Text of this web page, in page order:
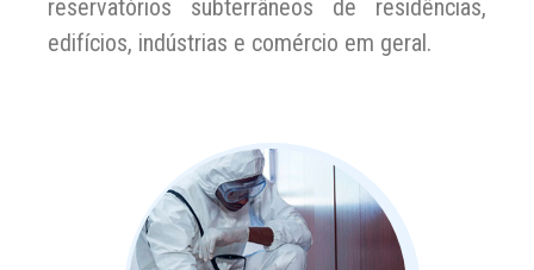
reservatórios subterrâneos de residências,
edifícios, indústrias e comércio em geral.